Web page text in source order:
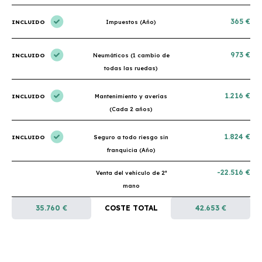
INCLUIDO Impuestos (Año) 365 €
INCLUIDO
Neumáticos (1 cambio de
todas las ruedas)
973 €
INCLUIDO
Mantenimiento y averías
(Cada 2 años)
1.216 €
INCLUIDO
Seguro a todo riesgo sin
franquicia (Año)
1.824 €
Venta del vehículo de 2ª
mano
-22.516 €
35.760 € COSTE TOTAL 42.653 €